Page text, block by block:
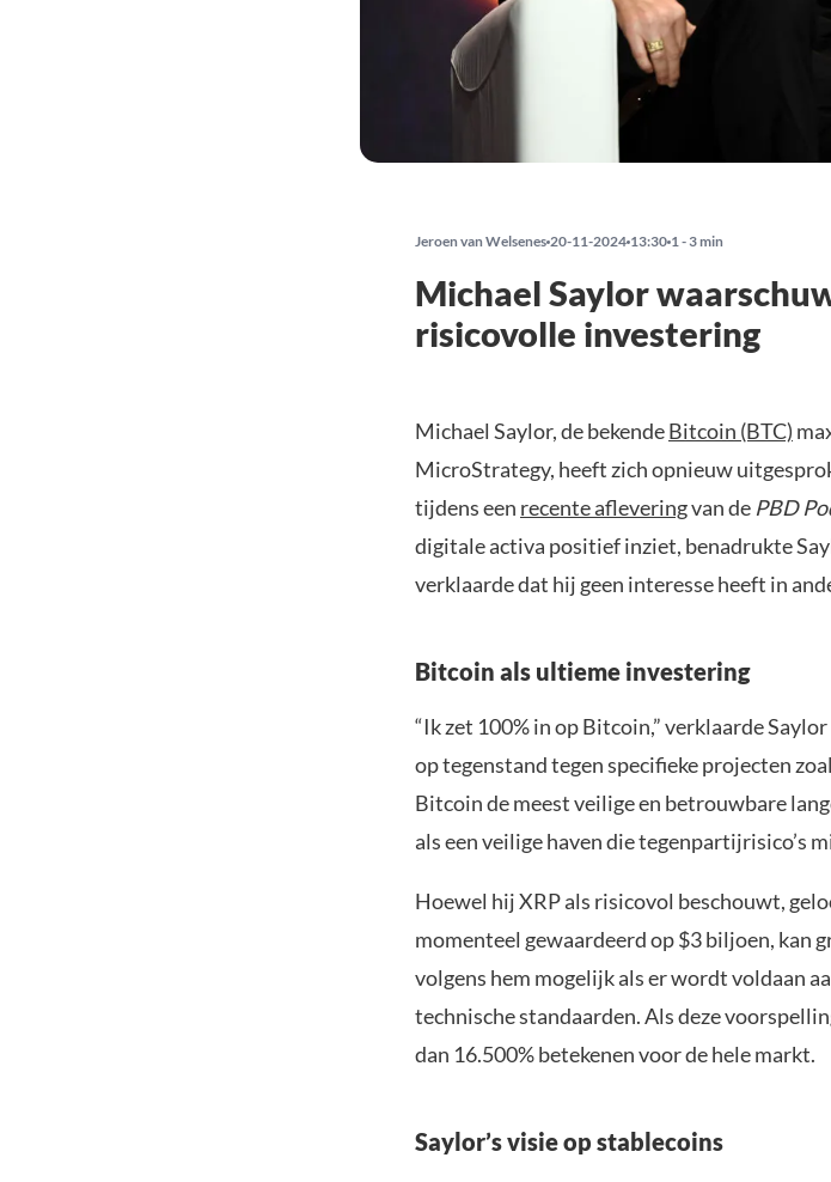
Jeroen van Welsenes 20-11-2024 13:30 1 - 3 min
Michael Saylor
risicovolle investering
Michael Saylor, de bekendeBitcoin (BTC)
MicroStrategy, heeft zich opnieuw
tijdens een recente afleveringvan de PBD
digitale activa positief inziet, benadrukte
verklaarde dat hij geen interesse heeft in
Bitcoin als ultieme investering
“Ik zet 100% in op Bitcoin,” verklaarde
op tegenstand tegen specifieke projecten
Bitcoin de meest veilige en betrouwbare
als een veilige haven die tegenpartijrisico’s
Hoewel hij XRP als risicovol beschouwt,
momenteel gewaardeerd op $3 biljoen, kan
volgens hem mogelijk als er wordt voldaan
technische standaarden. Als deze
dan 16.500% betekenen voor de hele markt.
Saylor’s visie op stablecoins